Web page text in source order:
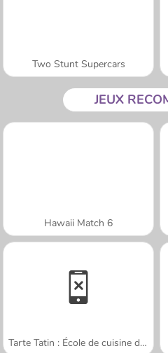
Two Stunt Supercars
JEUX
Hawaii Match 6
Tarte Tatin : École de cuisine de Sara